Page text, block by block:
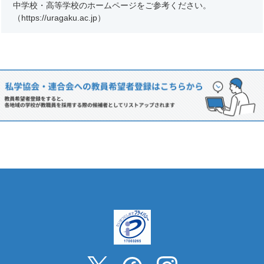
中学校・高等学校のホームページをご参考ください。
（https://uragaku.ac.jp）